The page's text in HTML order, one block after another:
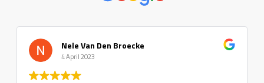
Nele Van Den Broecke
4 April 2023